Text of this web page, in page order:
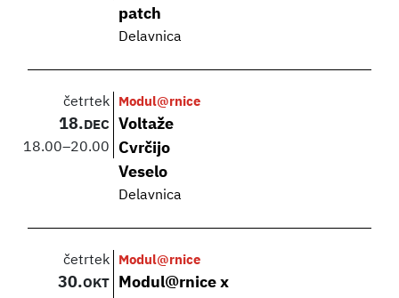
patch
Delavnica
četrtek
18. DEC
18.00–20.00
Modul@rnice
Voltaže
Cvrčijo
Veselo
Delavnica
četrtek
30.OKT
Modul@rnice
Modul@rnice x